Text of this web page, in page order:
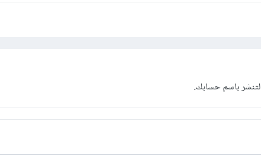
لتنشر باسم حسابك.